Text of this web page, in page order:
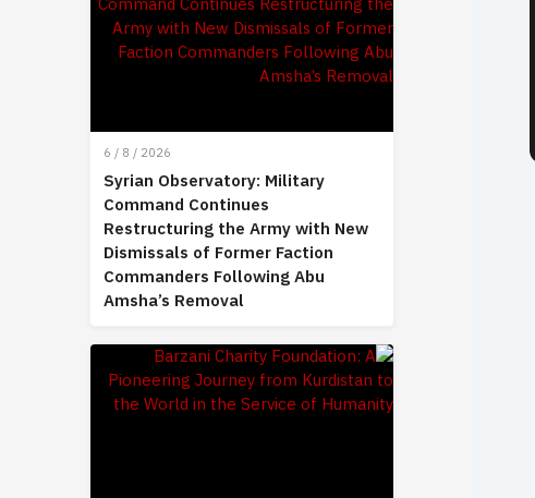
6 / 8 / 2026
Syrian Observatory: Military
Command Continues
Restructuring the Army with New
Dismissals of Former Faction
Commanders Following Abu
Amsha’s Removal